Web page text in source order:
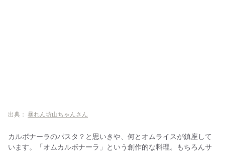
出典： 暴れん坊山ちゃんさん
カルボナーラのパスタ？と思いきや、何とオムライスが鎮座して
います。「オムカルボナーラ」という創作的な料理。もちろんサ